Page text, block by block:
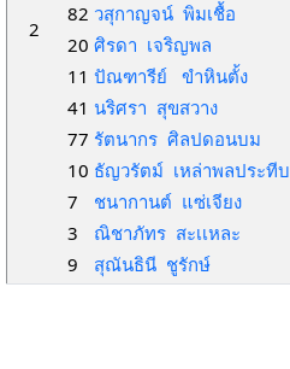
2
82 วสุกาญจน์ พิมเชื้อ
20 ศิรดา เจริญพล
11 ปัณฑารีย์ ขำหินตั้ง
41 นริศรา สุขสวาง
77 รัตนากร ศิลปดอนบม
10 ธัญวรัตม์ เหล่าพลประทีบ
7
ชนากานต์ แซ่เจียง
3
ณิชาภัทร สะเเหละ
9
สุณันธินี ชูรักษ์